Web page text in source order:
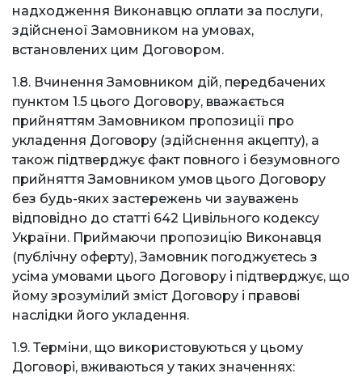
надходження Виконавцю оплати за послуги,
здійсненої Замовником на умовах,
встановлених цим Договором.
1.8. Вчинення Замовником дій, передбачених
пунктом 1.5 цього Договору, вважається
прийняттям Замовником пропозиції про
укладення Договору (здійснення акцепту), а
також підтверджує факт повного і безумовного
прийняття Замовником умов цього Договору
без будь-яких застережень чи зауважень
відповідно до статті 642 Цивільного кодексу
України. Приймаючи пропозицію Виконавця
(публічну оферту), Замовник погоджуєтесь з
усіма умовами цього Договору і підтверджує, що
йому зрозумілий зміст Договору і правові
наслідки його укладення.
1.9. Терміни, що використовуються у цьому
Договорі, вживаються у таких значеннях: